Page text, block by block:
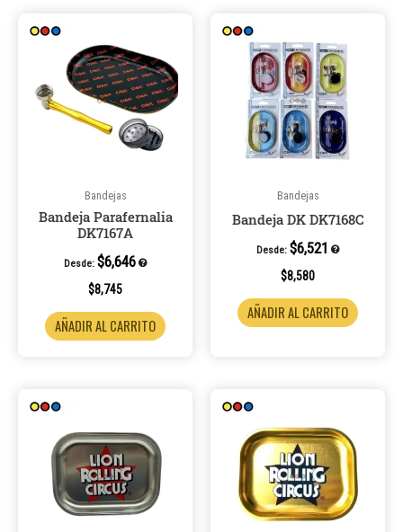
Bandejas
Bandeja Parafernalia
DK7167A
Desde: $6,646
$8,745
AÑADIR AL CARRITO
Bandejas
Bandeja DK DK7168C
Desde: $6,521
$8,580
AÑADIR AL CARRITO